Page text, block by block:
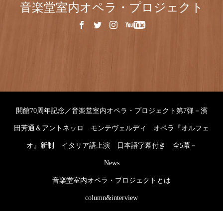
音楽堂室内オペラ・プロジェクト
開館70周年記念／音楽堂室内オペラ・プロジェクト第7弾－濱
田芳通＆アントネッロ モンテヴェルディ オペラ『オルフェ
オ』新制 イタリア語上演 日本語字幕付き 全5幕－
News
音楽堂室内オペラ・プロジェクトとは
column&interview